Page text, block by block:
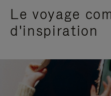
Le voyage
d'inspiration